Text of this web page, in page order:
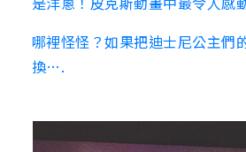
哪裡怪怪？如果把迪士尼公主們
換….